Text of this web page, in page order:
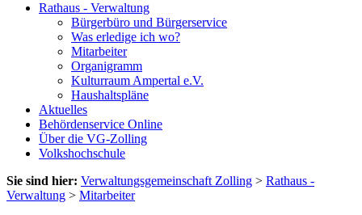
Rathaus - Verwaltung
Bürgerbüro und Bürgerservice
Was erledige ich wo?
Mitarbeiter
Organigramm
Kulturraum Ampertal e.V.
Haushaltspläne
Aktuelles
Behördenservice Online
Über die VG-Zolling
Volkshochschule
Sie sind hier: Verwaltungsgemeinschaft Zolling > Rathaus -
Verwaltung > Mitarbeiter